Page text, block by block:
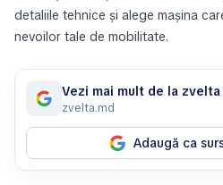
detaliile tehnice și alege mașina
nevoilor tale de mobilitate.
Vezi mai mult de la
zvelta.md
Adaugă ca